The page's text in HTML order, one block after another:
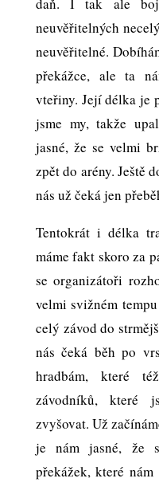
daň. I tak ale
neuvěřitelných
neuvěřitelné.
překážce, ale ta
vteřiny. Její délka je
jsme my, takže
jasné, že se velmi
zpět do arény. Ještě
nás už čeká jen
Tentokrát i délka
máme fakt skoro za
se organizátoři
velmi svižném
celý závod do
nás čeká běh po
hradbám, které
závodníků, které
zvyšovat. Už
je nám jasné, že
překážek, které